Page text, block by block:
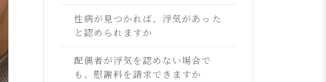
性病が見つかれば、浮気があった
と認められますか
配偶者が浮気を認めない場合で
も、慰謝料を請求できますか